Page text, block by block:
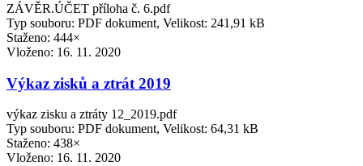
ZÁVĚR.ÚČET příloha č. 6.pdf
Typ souboru: PDF dokument, Velikost: 241,91 kB
Staženo: 444×
Vloženo: 16. 11. 2020
Výkaz zisků a ztrát 2019
výkaz zisku a ztráty 12_2019.pdf
Typ souboru: PDF dokument, Velikost: 64,31 kB
Staženo: 438×
Vloženo: 16. 11. 2020